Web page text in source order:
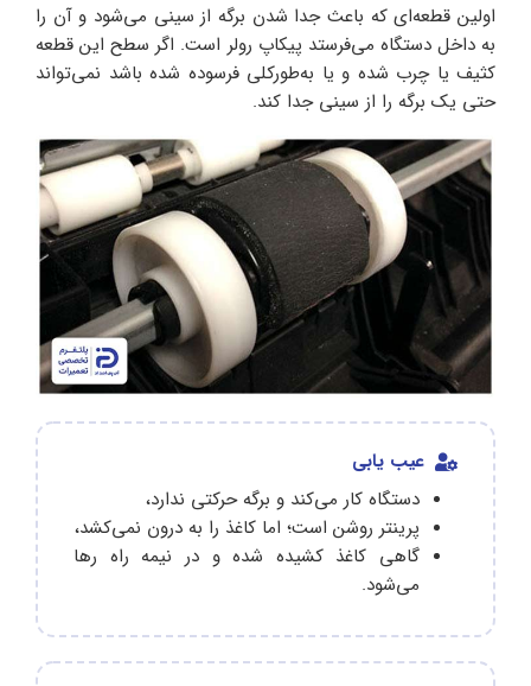
اولین قطعه‌ای که باعث جدا شدن برگه از سینی می‌شود و آن را
به داخل دستگاه می‌فرستد پیکاپ رولر است. اگر سطح این قطعه
کثیف یا چرب شده و یا به‌طورکلی فرسوده شده باشد نمی‌تواند
حتی یک برگه را از سینی جدا کند.
عیب یابی
دستگاه کار می‌کند و برگه حرکتی ندارد،
پرینتر روشن است؛ اما کاغذ را به درون نمی‌کشد،
گاهی کاغذ کشیده شده و در نیمه راه رها
می‌شود.